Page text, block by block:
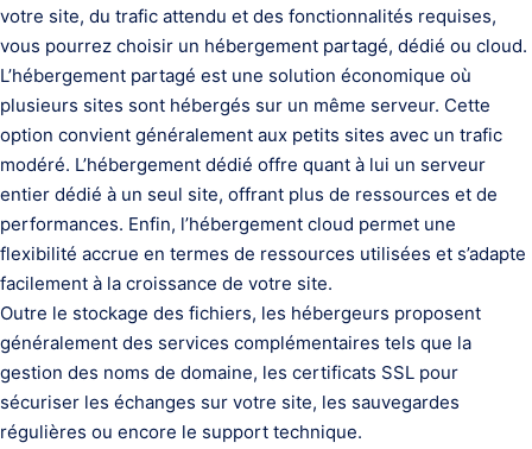
votre site, du trafic attendu et des fonctionnalités requises,
vous pourrez choisir un hébergement partagé, dédié ou cloud.
L’hébergement partagé est une solution économique où
plusieurs sites sont hébergés sur un même serveur. Cette
option convient généralement aux petits sites avec un trafic
modéré. L’hébergement dédié offre quant à lui un serveur
entier dédié à un seul site, offrant plus de ressources et de
performances. Enfin, l’hébergement cloud permet une
flexibilité accrue en termes de ressources utilisées et s’adapte
facilement à la croissance de votre site.
Outre le stockage des fichiers, les hébergeurs proposent
généralement des services complémentaires tels que la
gestion des noms de domaine, les certificats SSL pour
sécuriser les échanges sur votre site, les sauvegardes
régulières ou encore le support technique.